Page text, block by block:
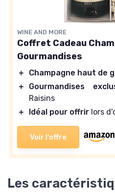
WINE AND MORE
Coffret Cadeau
Gourmandises
＋ Champagne haut de
＋
Gourmandises
Raisins
＋
Idéal pour offrir lors
Voir l'offre
Les